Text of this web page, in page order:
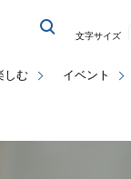
しむ イベント
文字サイズ